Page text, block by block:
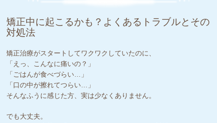
矯正中に起こるかも？よくあるトラブルとその
対処法
矯正治療がスタートしてワクワクしていたのに、
「えっ、こんなに痛いの？」
「ごはんが食べづらい…」
「口の中が擦れてつらい…」
そんなふうに感じた方、実は少なくありません。
でも大丈夫。